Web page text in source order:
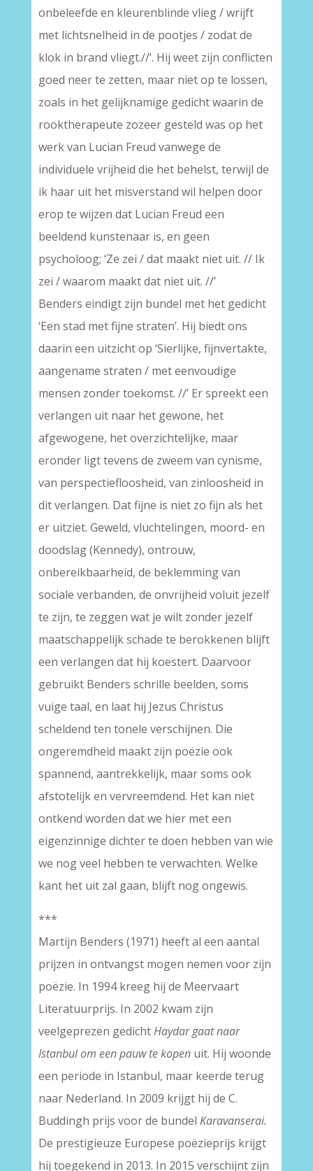
onbeleefde en kleurenblinde vlieg / wrijft
met lichtsnelheid in de pootjes / zodat de
klok in brand vliegt.//’. Hij weet zijn conflicten
goed neer te zetten, maar niet op te lossen,
zoals in het gelijknamige gedicht waarin de
rooktherapeute zozeer gesteld was op het
werk van Lucian Freud vanwege de
individuele vrijheid die het behelst, terwijl de
ik haar uit het misverstand wil helpen door
erop te wijzen dat Lucian Freud een
beeldend kunstenaar is, en geen
psycholoog; ‘Ze zei / dat maakt niet uit. // Ik
zei / waarom maakt dat niet uit. //’
Benders eindigt zijn bundel met het gedicht
‘Een stad met fijne straten’. Hij biedt ons
daarin een uitzicht op ‘Sierlijke, fijnvertakte,
aangename straten / met eenvoudige
mensen zonder toekomst. //’ Er spreekt een
verlangen uit naar het gewone, het
afgewogene, het overzichtelijke, maar
eronder ligt tevens de zweem van cynisme,
van perspectiefloosheid, van zinloosheid in
dit verlangen. Dat fijne is niet zo fijn als het
er uitziet. Geweld, vluchtelingen, moord- en
doodslag (Kennedy), ontrouw,
onbereikbaarheid, de beklemming van
sociale verbanden, de onvrijheid voluit jezelf
te zijn, te zeggen wat je wilt zonder jezelf
maatschappelijk schade te berokkenen blijft
een verlangen dat hij koestert. Daarvoor
gebruikt Benders schrille beelden, soms
vuige taal, en laat hij Jezus Christus
scheldend ten tonele verschijnen. Die
ongeremdheid maakt zijn poëzie ook
spannend, aantrekkelijk, maar soms ook
afstotelijk en vervreemdend. Het kan niet
ontkend worden dat we hier met een
eigenzinnige dichter te doen hebben van wie
we nog veel hebben te verwachten. Welke
kant het uit zal gaan, blijft nog ongewis.
***
Martijn Benders (1971) heeft al een aantal
prijzen in ontvangst mogen nemen voor zijn
poëzie. In 1994 kreeg hij de Meervaart
Literatuurprijs. In 2002 kwam zijn
veelgeprezen gedichtHaydar gaat naar
Istanbul om een pauw te kopen uit. Hij woonde
een periode in Istanbul, maar keerde terug
naar Nederland. In 2009 krijgt hij de C.
Buddingh prijs voor de bundel Karavanserai.
De prestigieuze Europese poëzieprijs krijgt
hij toegekend in 2013. In 2015 verschijnt zijn